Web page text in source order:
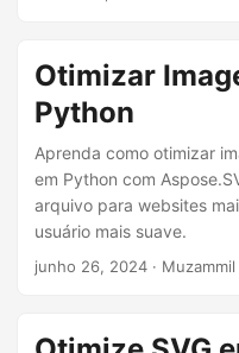
Otimizar
Python
Aprenda como otimizar
em Python com
arquivo para websites
usuário mais suave.
junho 26, 2024 ·